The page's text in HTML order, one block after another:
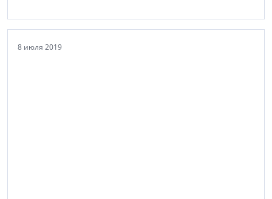
8 июля 2019